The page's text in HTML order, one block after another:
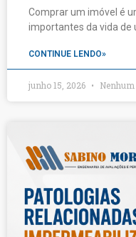
Comprar um imóvel é
importantes da vida de
CONTINUE LENDO»
junho 15, 2026